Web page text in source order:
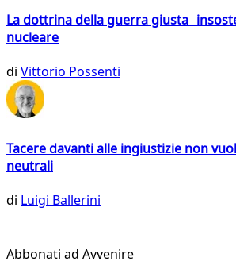
La dottrina della guerra giusta
nucleare
di Vittorio Possenti
Tacere davanti alle ingiustizie non
neutrali
di Luigi Ballerini
Abbonati ad Avvenire